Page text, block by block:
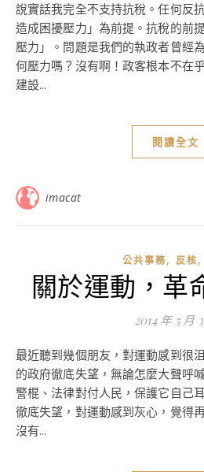
說實話我完全不支持抗稅。任何反抗行動都必須以「會對對方
造成困擾壓力」為前提。抗稅的前
壓力」。問題是我們的執政者曾經
何壓力嗎？沒有啊！政客根本不在
建設...
閱讀全文
imacat
公共事務, 反核,
關於運動，革
2014 年 5 月
最近聽到幾個朋友，對運動感到很沮喪。他們對這個麻木不仁
的政府徹底失望，無論怎麼大聲呼
警棍、法律對付人民，保護它自己
徹底失望，對運動感到灰心，覺得
沒有...